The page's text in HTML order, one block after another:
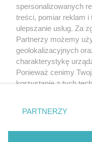
spersonalizowanych
treści, pomiar reklam i
ulepszanie usług. Za
Partnerzy możemy
geolokalizacyjnych
charakterystykę
Ponieważ cenimy
korzystanie z tych
zmienić/wycofać
znajdujący się w
rodzaje przetwarzania
użytkownika, ale
PARTNERZY